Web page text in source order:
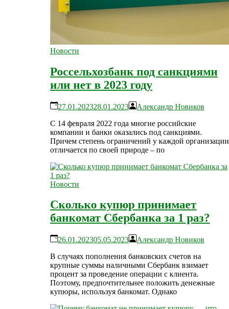
Новости
Россельхозбанк под санкциями
или нет в 2023 году
27.01.202328.01.2023
Александр Новиков
С 14 февраля 2022 года многие российские
компании и банки оказались под санкциями.
Причем степень ограничений у каждой организации
отличается по своей природе – по
Новости
Сколько купюр принимает
банкомат Сбербанка за 1 раз?
26.01.202305.05.2023
Александр Новиков
В случаях пополнения банковских счетов на
крупные суммы наличными Сбербанк взимает
процент за проведение операции с клиента.
Поэтому, предпочтительнее положить денежные
купюры, используя банкомат. Однако